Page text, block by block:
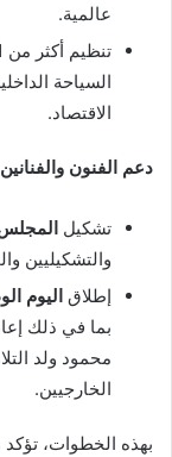
عالمية.
السياحة
الاقتصاد.
دعم الفنون
تشكيل المجلس
والتشكيليين
إطلاق اليوم
بما في ذلك
محمود ولد
الخارجيين.
بهذه الخطوات، تؤكد